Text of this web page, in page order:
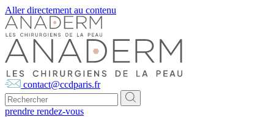
Aller directement au contenu
contact@ccdparis.fr
prendre rendez-vous